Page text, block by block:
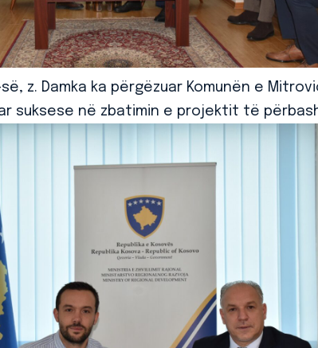
së, z. Damka ka përgëzuar Komunën e
suksese në zbatimin e projektit të